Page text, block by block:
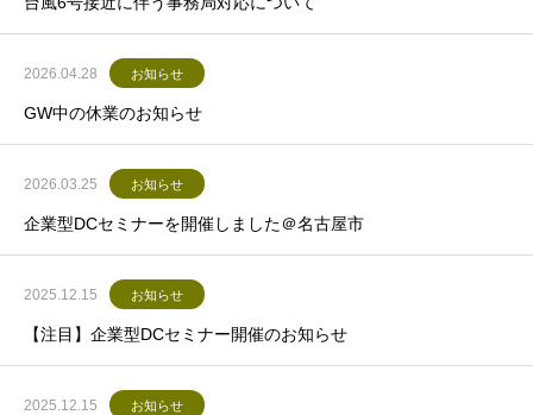
2026.04.28 お知らせ
GW中の休業のお知らせ
2026.03.25 お知らせ
企業型DCセミナーを開催しました＠名古屋市
2025.12.15 お知らせ
【注目】企業型DCセミナー開催のお知らせ
2025.12.15 お知らせ